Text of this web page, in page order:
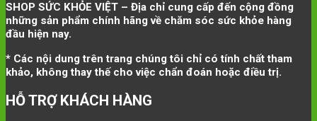
SHOP SỨC KHỎE VIỆT – Địa chỉ cung cấp đến cộng đồng
những sản phẩm chính hãng về chăm sóc sức khỏe hàng
đầu hiện nay.
* Các nội dung trên trang chúng tôi chỉ có tính chất tham
khảo, không thay thế cho việc chẩn đoán hoặc điều trị.
HỖ TRỢ KHÁCH HÀNG